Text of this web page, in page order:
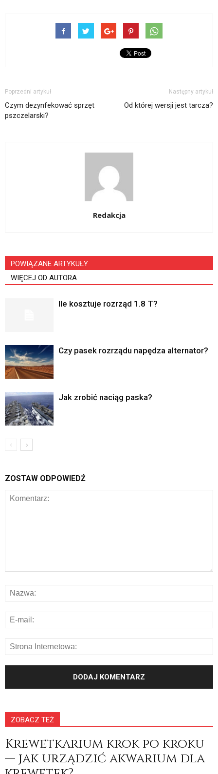
Poprzedni artykuł
Czym dezynfekować sprzęt
pszczelarski?
Następny artykuł
Od której wersji jest tarcza?
Redakcja
POWIĄZANE ARTYKUŁY
WIĘCEJ OD AUTORA
Ile kosztuje rozrząd 1.8 T?
Czy pasek rozrządu napędza alternator?
Jak zrobić naciąg paska?
ZOSTAW ODPOWIEDŹ
ZOBACZ TEŻ
Krewetkarium krok po kroku
— jak urządzić akwarium dla